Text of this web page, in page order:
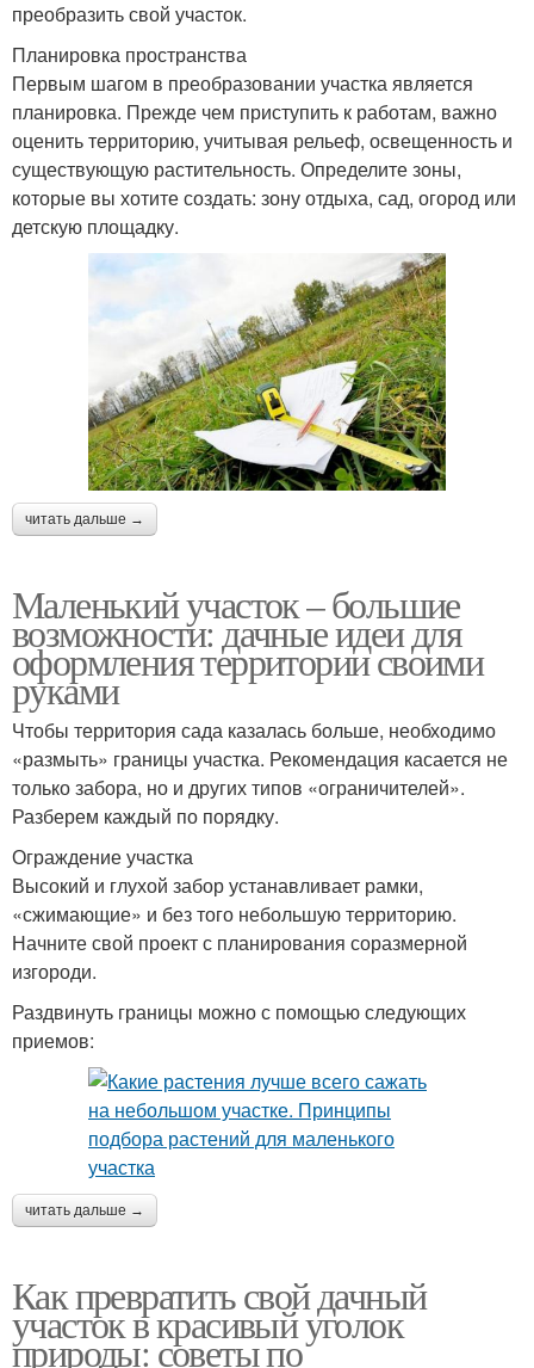
преобразить свой участок.
Планировка пространства
Первым шагом в преобразовании участка является
планировка. Прежде чем приступить к работам, важно
оценить территорию, учитывая рельеф, освещенность и
существующую растительность. Определите зоны,
которые вы хотите создать: зону отдыха, сад, огород или
детскую площадку.
читать дальше →
Маленький участок – большие
возможности: дачные идеи для
оформления территории своими
руками
Чтобы территория сада казалась больше, необходимо
«размыть» границы участка. Рекомендация касается не
только забора, но и других типов «ограничителей».
Разберем каждый по порядку.
Ограждение участка
Высокий и глухой забор устанавливает рамки,
«сжимающие» и без того небольшую территорию.
Начните свой проект с планирования соразмерной
изгороди.
Раздвинуть границы можно с помощью следующих
приемов:
читать дальше →
Как превратить свой дачный
участок в красивый уголок
природы: советы по